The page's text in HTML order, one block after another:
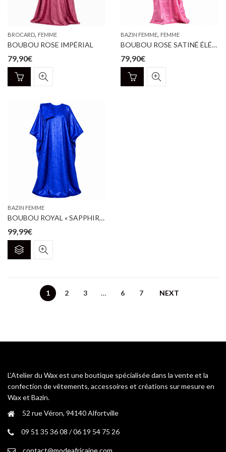
sur
la
du
BROCARD, FEMME
BOUBOU ROSE IMPÉRIAL
79,90€
BAZIN FEMME, FEMME
BOUBOU ROSE SATINÉ ÉLÉGANCE
79,90€
BAZIN FEMME
BOUBOU ROYAL « SAPPHIRE » – BAZIN RICHE GETZNER
99,99€
produit
variations.
Les
page
du
produit
1 2 3 … 6 7 NEXT
L’Atelier du Wax est une boutique spécialisée dans la vente et la
confection de vêtements, accessoires et créations sur mesure en
Wax et Bazin.
52 rue Véron, 94140 Alfortville
09 51 35 36 08 / 06 19 54 75 26